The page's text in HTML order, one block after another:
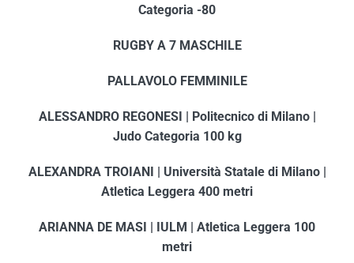
Categoria -80
RUGBY A 7 MASCHILE
PALLAVOLO FEMMINILE
ALESSANDRO REGONESI | Politecnico di Milano |
Judo Categoria 100 kg
ALEXANDRA TROIANI | Università Statale di Milano |
Atletica Leggera 400 metri
ARIANNA DE MASI | IULM | Atletica Leggera 100
metri